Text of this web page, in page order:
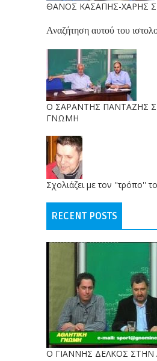
ΘΑΝΟΣ ΚΑΣΑΠΗΣ-ΧΑΡΗΣ
Αναζήτηση αυτού του
O ΣΑΡΑΝΤΗΣ ΠΑΝΤΑΖΗΣ
ΓΝΩΜΗ
Σχολιάζει με τον
RECENT POSTS
Ο ΓΙΑΝΝΗΣ ΔΕΛΚΟΣ